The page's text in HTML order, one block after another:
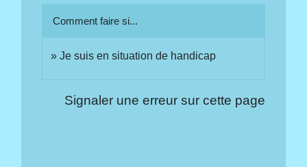
Comment faire si...
Je suis en situation de handicap
Signaler une erreur sur cette page